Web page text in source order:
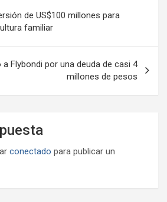
ail
tir
de US$100 millones para
familiar
Flybondi por una deuda de casi 4
millones de pesos
conectado para publicar un